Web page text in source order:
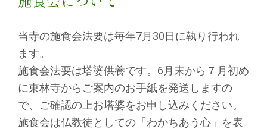
当寺の施食会法要は毎年7月30日に執り行われ
ます。
施食会法要は塔婆供養です。6月末から７月初め
に東林寺からご案内のお手紙を発送しますの
で、ご確認の上お塔婆をお申し込みください。
施食会は仏教徒としての「わかちあう心」を表